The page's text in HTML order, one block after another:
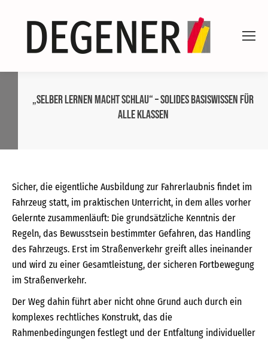
„Selber lernen macht schlau“ – Solides Basiswissen für
alle Klassen
Sicher, die eigentliche Ausbildung zur Fahrerlaubnis findet im
Fahrzeug statt, im praktischen Unterricht, in dem alles vorher
Gelernte zusammenläuft: Die grundsätzliche Kenntnis der
Regeln, das Bewusstsein bestimmter Gefahren, das Handling
des Fahrzeugs. Erst im Straßenverkehr greift alles ineinander
und wird zu einer Gesamtleistung, der sicheren Fortbewegung
im Straßenverkehr.
Der Weg dahin führt aber nicht ohne Grund auch durch ein
komplexes rechtliches Konstrukt, das die
Rahmenbedingungen festlegt und der Entfaltung individueller